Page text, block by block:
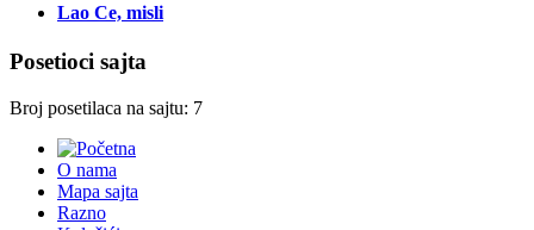
Lao Ce, misli
Posetioci sajta
Broj posetilaca na sajtu: 7
O nama
Mapa sajta
Razno